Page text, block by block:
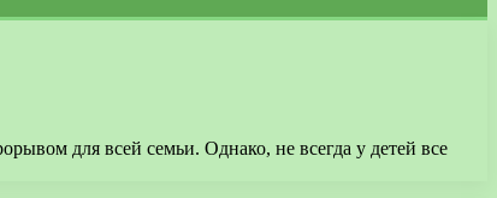
для всей семьи. Однако, не всегда у детей все